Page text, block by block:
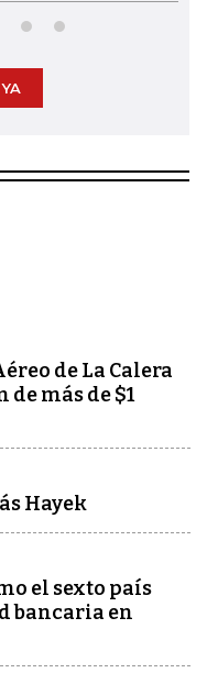
de La Calera
más de $1
Hayek
el sexto país
bancaria en